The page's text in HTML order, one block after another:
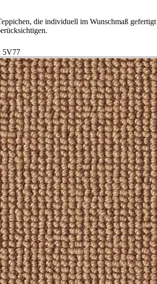
die individuell im Wunschmaß
5V77